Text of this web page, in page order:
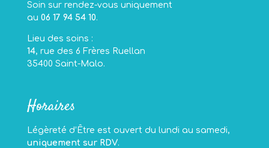
Soin sur rendez-vous uniquement
au 06 17 94 54 10.
Lieu des soins :
14, rue des 6 Frères Ruellan
35400 Saint-Malo.
Horaires
Légèreté d’Être est ouvert du lundi au samedi,
uniquement sur RDV.